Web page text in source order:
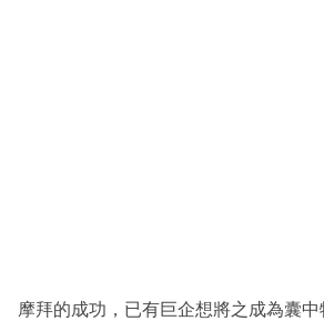
摩拜的成功，已有巨企想將之成為囊